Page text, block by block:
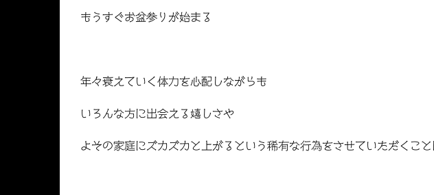
もうすぐお盆参りが始まる
年々衰えていく体力を心配しながらも
いろんな方に出会える嬉しさや
よその家庭にズカズカと上がるという稀有な行為をさせていただくこ